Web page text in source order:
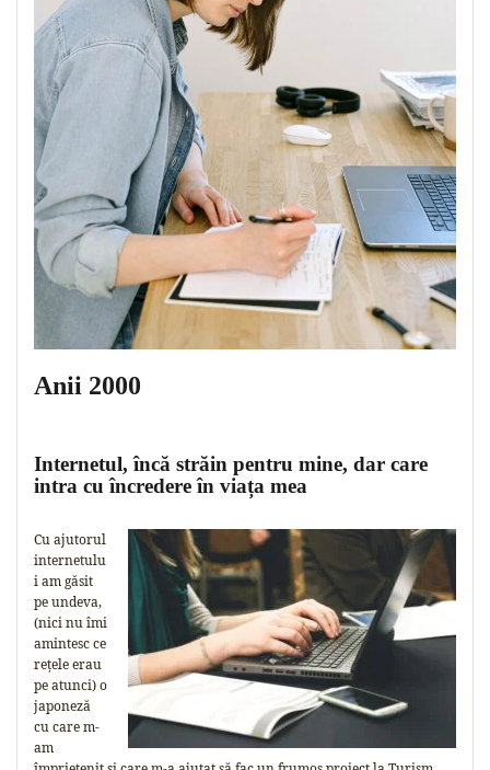
Anii 2000
Internetul, încă străin pentru mine, dar care
intra cu încredere în viața mea
Cu ajutorul
internetulu
i am găsit
pe undeva,
(nici nu îmi
amintesc ce
rețele erau
pe atunci) o
japoneză
cu care m-
am